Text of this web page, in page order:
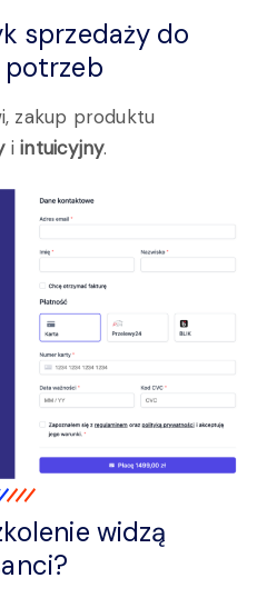
sprzedaży do
zakup produktu
iintuicyjny.
widzą